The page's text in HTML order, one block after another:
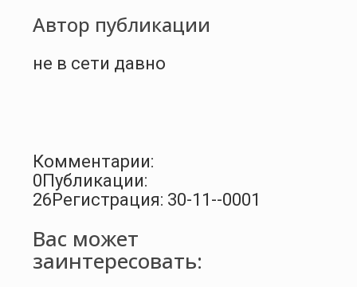
Автор публикации
не в сети давно
Комментарии:
0Публикации:
26Регистрация: 30-11--0001
Вас может
заинтересовать: